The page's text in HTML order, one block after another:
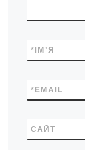
ІМ'Я
*
EMAIL
*
САЙТ